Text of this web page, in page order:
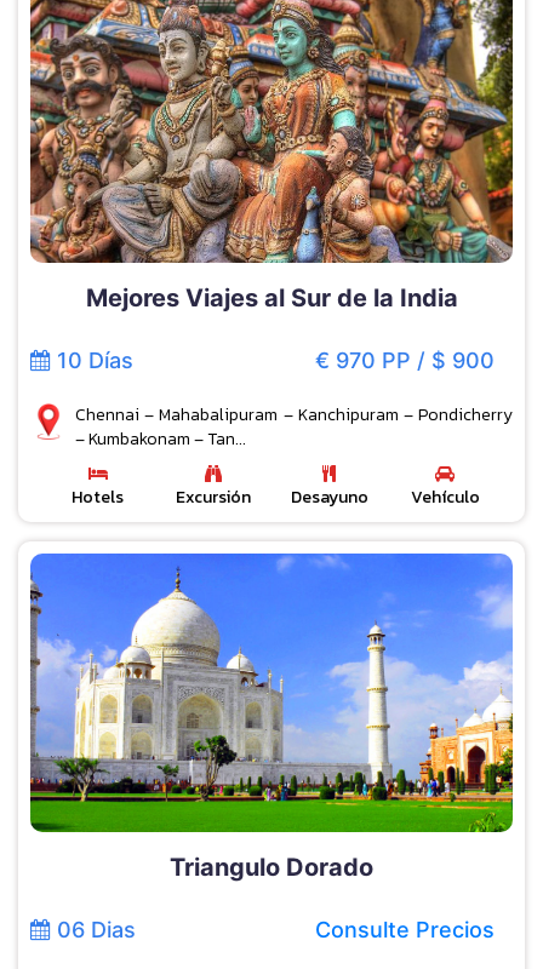
Mejores Viajes al Sur de la India
10 Días € 970 PP / $ 900
Chennai – Mahabalipuram – Kanchipuram – Pondicherry
– Kumbakonam – Tan...
Hotels Excursión Desayuno Vehículo
Triangulo Dorado
06 Dias Consulte Precios